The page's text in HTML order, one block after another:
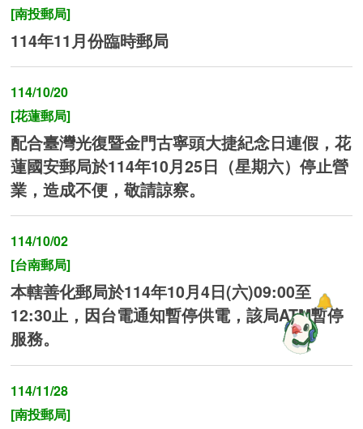
[南投郵局]
114年11月份臨時郵局
114/10/20
[花蓮郵局]
配合臺灣光復暨金門古寧頭大捷紀念日連假，花
蓮國安郵局於114年10月25日（星期六）停止營
業，造成不便，敬請諒察。
114/10/02
[台南郵局]
本轄善化郵局於114年10月4日(六)09:00至
12:30止，因台電通知暫停供電，該局ATM暫停
服務。
114/11/28
[南投郵局]